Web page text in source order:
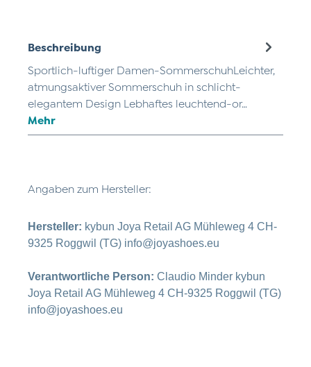
Beschreibung
Sportlich-luftiger Damen-SommerschuhLeichter,
atmungsaktiver Sommerschuh in schlicht-
elegantem Design Lebhaftes leuchtend-or…
Mehr
Angaben zum Hersteller:
Hersteller: kybun Joya Retail AG Mühleweg 4 CH-
9325 Roggwil (TG) info@joyashoes.eu
Verantwortliche Person: Claudio Minder kybun
Joya Retail AG Mühleweg 4 CH-9325 Roggwil (TG)
info@joyashoes.eu